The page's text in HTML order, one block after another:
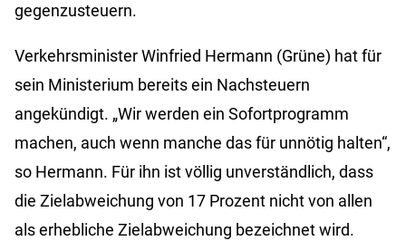
gegenzusteuern.
Verkehrsminister Winfried Hermann (Grüne) hat für
sein Ministerium bereits ein Nachsteuern
angekündigt. „Wir werden ein Sofortprogramm
machen, auch wenn manche das für unnötig halten“,
so Hermann. Für ihn ist völlig unverständlich, dass
die Zielabweichung von 17 Prozent nicht von allen
als erhebliche Zielabweichung bezeichnet wird.